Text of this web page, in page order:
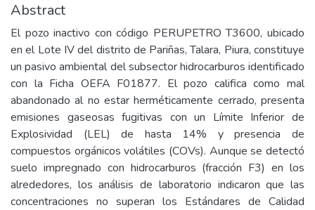
Abstract
El pozo inactivo con código PERUPETRO T3600, ubicado
en el Lote IV del distrito de Pariñas, Talara, Piura, constituye
un pasivo ambiental del subsector hidrocarburos identificado
con la Ficha OEFA F01877. El pozo califica como mal
abandonado al no estar herméticamente cerrado, presenta
emisiones gaseosas fugitivas con un Límite Inferior de
Explosividad (LEL) de hasta 14% y presencia de
compuestos orgánicos volátiles (COVs). Aunque se detectó
suelo impregnado con hidrocarburos (fracción F3) en los
alrededores, los análisis de laboratorio indicaron que las
concentraciones no superan los Estándares de Calidad